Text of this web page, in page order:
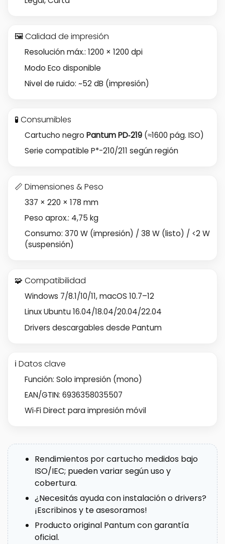
🖼️ Calidad de impresión
Resolución máx.: 1200 × 1200 dpi
Modo Eco disponible
Nivel de ruido: ~52 dB (impresión)
🧪 Consumibles
Cartucho negro Pantum PD‑219(≈1600 pág. ISO)
Serie compatible P*-210/211 según región
📏 Dimensiones & Peso
337 × 220 × 178 mm
Peso aprox.: 4,75 kg
Consumo: 370 W (impresión) / 38 W (listo) / <2 W
(suspensión)
🧩 Compatibilidad
Windows 7/8.1/10/11, macOS 10.7–12
Linux Ubuntu 16.04/18.04/20.04/22.04
Drivers descargables desde Pantum
ℹ️ Datos clave
Función: Solo impresión (mono)
EAN/GTIN: 6936358035507
Wi‑Fi Direct para impresión móvil
Rendimientos por cartucho medidos bajo
ISO/IEC; pueden variar según uso y
cobertura.
¿Necesitás ayuda con instalación o drivers?
¡Escribinos y te asesoramos!
Producto original Pantum con garantía
oficial.